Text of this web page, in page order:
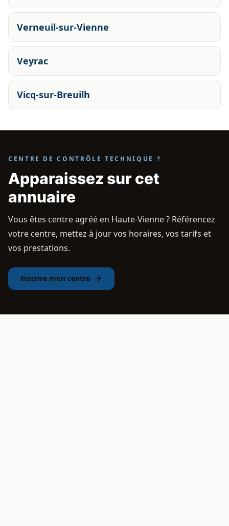
Verneuil-sur-Vienne
Veyrac
Vicq-sur-Breuilh
CENTRE DE CONTRÔLE TECHNIQUE ?
Apparaissez sur cet
annuaire
Vous êtes centre agréé en Haute-Vienne ? Référencez
votre centre, mettez à jour vos horaires, vos tarifs et
vos prestations.
Inscrire mon centre